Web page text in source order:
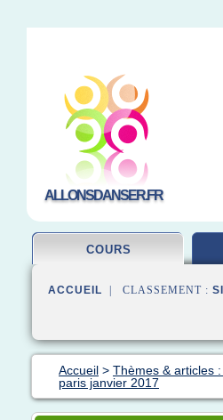
ALLONSDANSER.FR
COURS
ACCUEIL | CLASSEMENT :
Accueil > Thèmes & articles
paris janvier 2017